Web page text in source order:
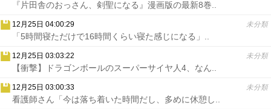
『片田舎のおっさん、剣聖になる』漫画版の最新8巻..
12月25日 04:00:29 未分類
「5時間寝ただけで16時間くらい寝た感じになる」..
12月25日 03:03:22 未分類
【衝撃】ドラゴンボールのスーパーサイヤ人4、なん..
12月25日 03:00:33 未分類
看護師さん「今は落ち着いた時間だし、多めに休憩し..